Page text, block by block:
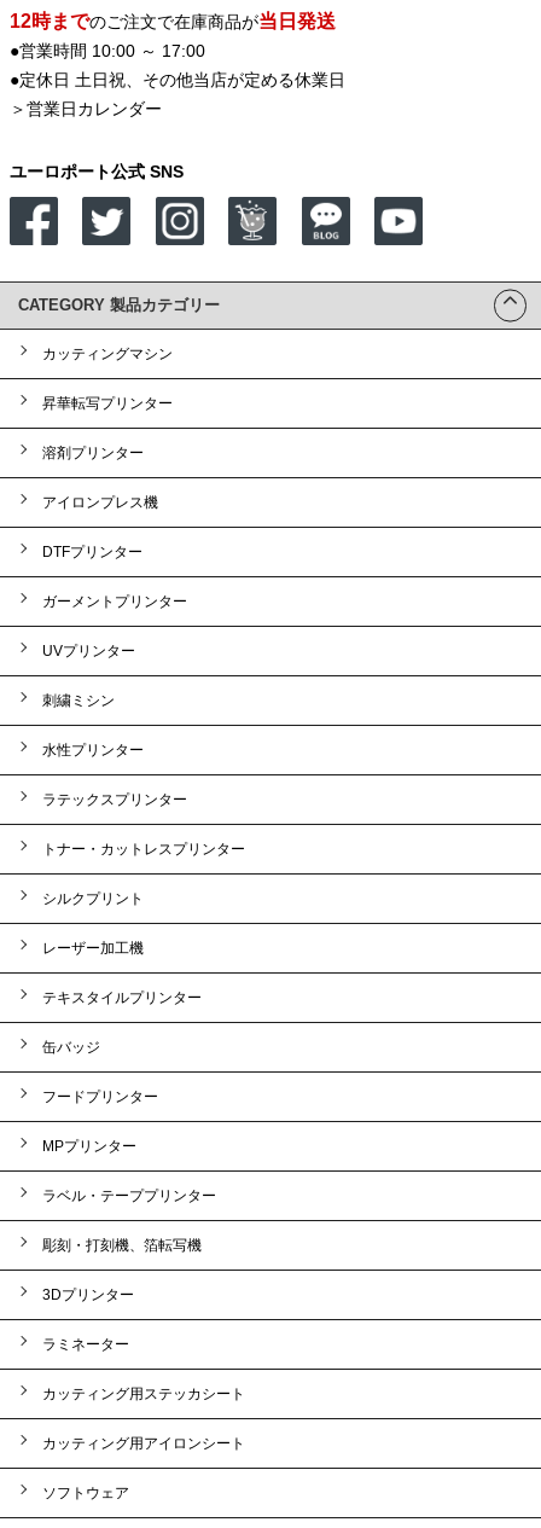
12時までのご注文で在庫商品が当日発送
●営業時間 10:00 ～ 17:00
●定休日 土日祝、その他当店が定める休業日
＞営業日カレンダー
ユーロポート公式 SNS
CATEGORY 製品カテゴリー
カッティングマシン
昇華転写プリンター
溶剤プリンター
アイロンプレス機
DTFプリンター
ガーメントプリンター
UVプリンター
刺繍ミシン
水性プリンター
ラテックスプリンター
トナー・カットレスプリンター
シルクプリント
レーザー加工機
テキスタイルプリンター
缶バッジ
フードプリンター
MPプリンター
ラベル・テーププリンター
彫刻・打刻機、箔転写機
3Dプリンター
ラミネーター
カッティング用ステッカシート
カッティング用アイロンシート
ソフトウェア